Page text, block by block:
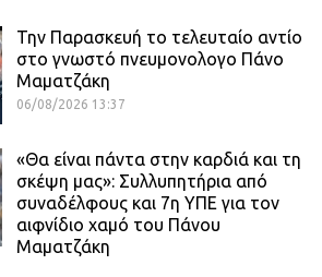
Την Παρασκευή το τελευταίο αντίο
στο γνωστό πνευμονολογο Πάνο
Μαματζάκη
06/08/2026 13:37
«Θα είναι πάντα στην καρδιά και τη
σκέψη μας»: Συλλυπητήρια από
συναδέλφους και 7η ΥΠΕ για τον
αιφνίδιο χαμό του Πάνου
Μαματζάκη